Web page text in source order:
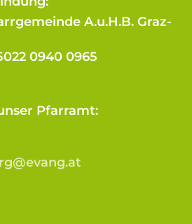
A.u.H.B. Graz-
0940 0965
Pfarramt: